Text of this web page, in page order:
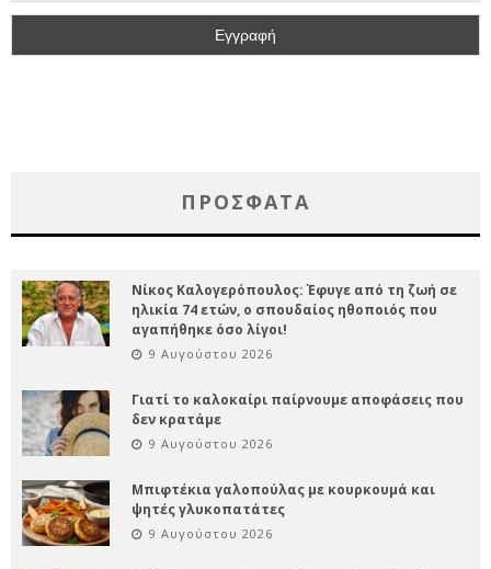
ΠΡΌΣΦΑΤΑ
Νίκος Καλογερόπουλος: Έφυγε από τη ζωή σε
ηλικία 74 ετών, ο σπουδαίος ηθοποιός που
αγαπήθηκε όσο λίγοι!
9 Αυγούστου 2026
Γιατί το καλοκαίρι παίρνουμε αποφάσεις που
δεν κρατάμε
9 Αυγούστου 2026
Μπιφτέκια γαλοπούλας με κουρκουμά και
ψητές γλυκοπατάτες
9 Αυγούστου 2026